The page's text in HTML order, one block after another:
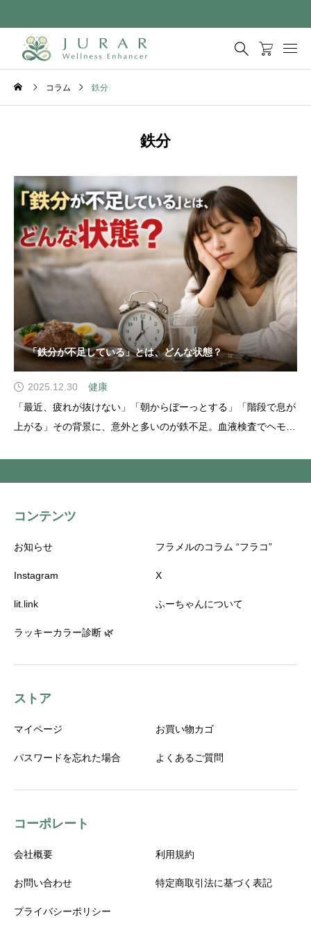
コラム 鉄分
鉄分
「鉄分が不足している」とは、どんな状態？
2025.12.30
健康
「最近、疲れが抜けない」「朝からぼーっとする」「階段で息が
上がる」その背景に、意外と多いのが鉄不足。血液検査でヘモグ
状態になってしまうのか探っていきたいと思います。鉄は私がサ
コンテンツ
お知らせ フラメルのコラム “フラコ”
Instagram X
lit.link ふーちゃんについて
ラッキーカラー診断 🌿
ストア
マイページ お買い物カゴ
パスワードを忘れた場合 よくあるご質問
コーポレート
会社概要 利用規約
お問い合わせ 特定商取引法に基づく表記
プライバシーポリシー